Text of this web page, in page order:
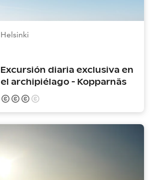
Helsinki
Excursión diaria exclusiva en
el archipiélago - Kopparnäs